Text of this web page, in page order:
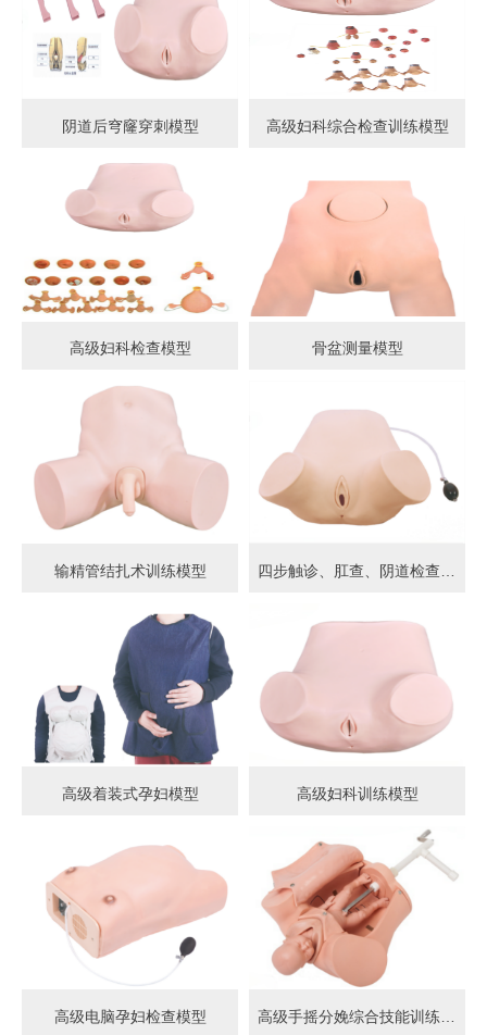
阴道后穹窿穿刺模型 高级妇科综合检查训练模型
高级妇科检查模型 骨盆测量模型
输精管结扎术训练模型 四步触诊、肛查、阴道检查训练模型
高级着装式孕妇模型 高级妇科训练模型
高级电脑孕妇检查模型 高级手摇分娩综合技能训练模型